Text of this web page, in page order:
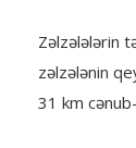
Zəlzələlərin
zəlzələnin
31 km